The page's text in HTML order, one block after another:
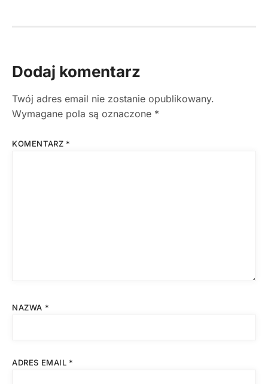
Dodaj komentarz
Twój adres email nie zostanie opublikowany.
Wymagane pola są oznaczone *
KOMENTARZ *
NAZWA *
ADRES EMAIL *